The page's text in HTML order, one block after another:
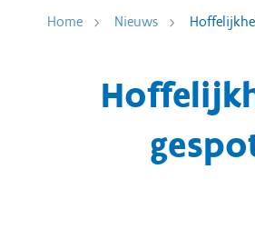
Home Nieuws